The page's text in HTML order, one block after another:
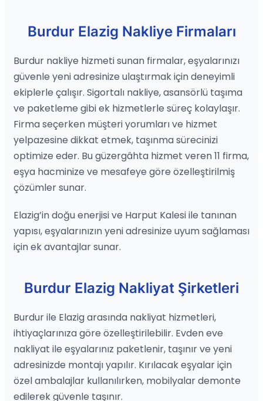
Burdur Elazig Nakliye Firmaları
Burdur nakliye hizmeti sunan firmalar, eşyalarınızı
güvenle yeni adresinize ulaştırmak için deneyimli
ekiplerle çalışır. Sigortalı nakliye, asansörlü taşıma
ve paketleme gibi ek hizmetlerle süreç kolaylaşır.
Firma seçerken müşteri yorumları ve hizmet
yelpazesine dikkat etmek, taşınma sürecinizi
optimize eder. Bu güzergâhta hizmet veren 11 firma,
eşya hacminize ve mesafeye göre özelleştirilmiş
çözümler sunar.
Elazig’in doğu enerjisi ve Harput Kalesi ile tanınan
yapısı, eşyalarınızın yeni adresinize uyum sağlaması
için ek avantajlar sunar.
Burdur Elazig Nakliyat Şirketleri
Burdur ile Elazig arasında nakliyat hizmetleri,
ihtiyaçlarınıza göre özelleştirilebilir. Evden eve
nakliyat ile eşyalarınız paketlenir, taşınır ve yeni
adresinizde montajı yapılır. Kırılacak eşyalar için
özel ambalajlar kullanılırken, mobilyalar demonte
edilerek güvenle taşınır.